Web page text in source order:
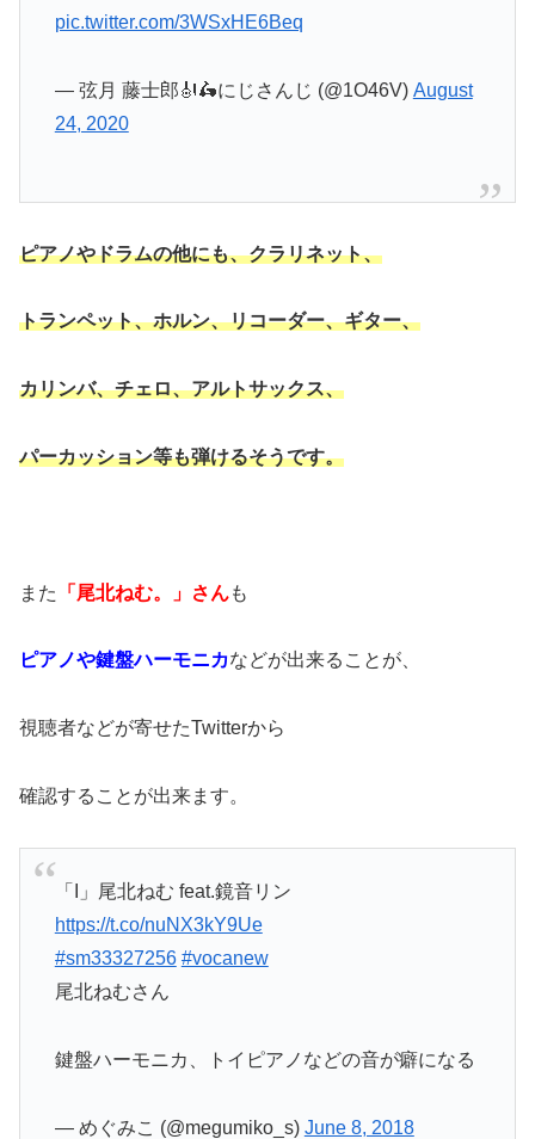
pic.twitter.com/3WSxHE6Beq
— 弦月 藤士郎🎻🛵にじさんじ (@1O46V) August
24, 2020
ピアノやドラムの他にも、クラリネット、
トランペット、ホルン、リコーダー、ギター、
カリンバ、チェロ、アルトサックス、
パーカッション等も弾けるそうです。
また 「尾北ねむ。」さんも
ピアノや鍵盤ハーモニカなどが出来ることが、
視聴者などが寄せたTwitterから
確認することが出来ます。
「I」尾北ねむ feat.鏡音リン
https://t.co/nuNX3kY9Ue
#sm33327256 #vocanew
尾北ねむさん
鍵盤ハーモニカ、トイピアノなどの音が癖になる
— めぐみこ (@megumiko_s) June 8, 2018